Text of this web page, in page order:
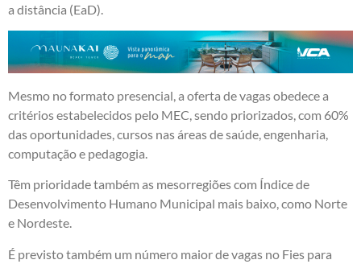
a distância (EaD).
Mesmo no formato presencial, a oferta de vagas obedece a
critérios estabelecidos pelo MEC, sendo priorizados, com 60%
das oportunidades, cursos nas áreas de saúde, engenharia,
computação e pedagogia.
Têm prioridade também as mesorregiões com Índice de
Desenvolvimento Humano Municipal mais baixo, como Norte
e Nordeste.
É previsto também um número maior de vagas no Fies para